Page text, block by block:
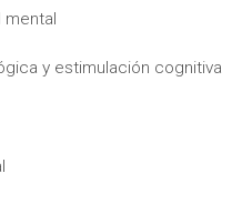
mental
y estimulación cognitiva